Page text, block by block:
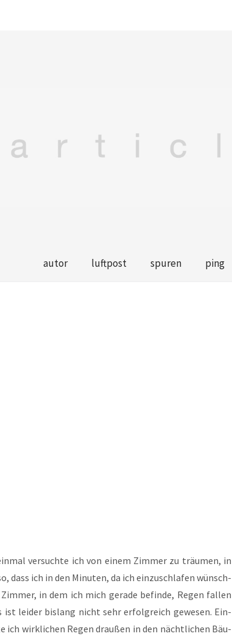
autor luftpost spuren ping
ver­such­te ich von einem Zim­mer zu träu­men, in
dass ich in den Minu­ten, da ich ein­zu­schla­fen wünsch­
in dem ich mich gera­de befin­de, Regen fal­len
ist lei­der bis­lang nicht sehr erfolg­reich gewe­sen. Ein­
ich wirk­li­chen Regen drau­ßen in den nächt­li­chen Bäu­